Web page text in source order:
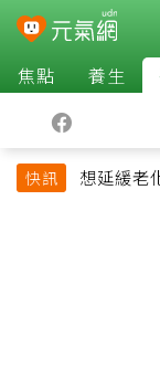
焦點 養生
快訊
想延緩老